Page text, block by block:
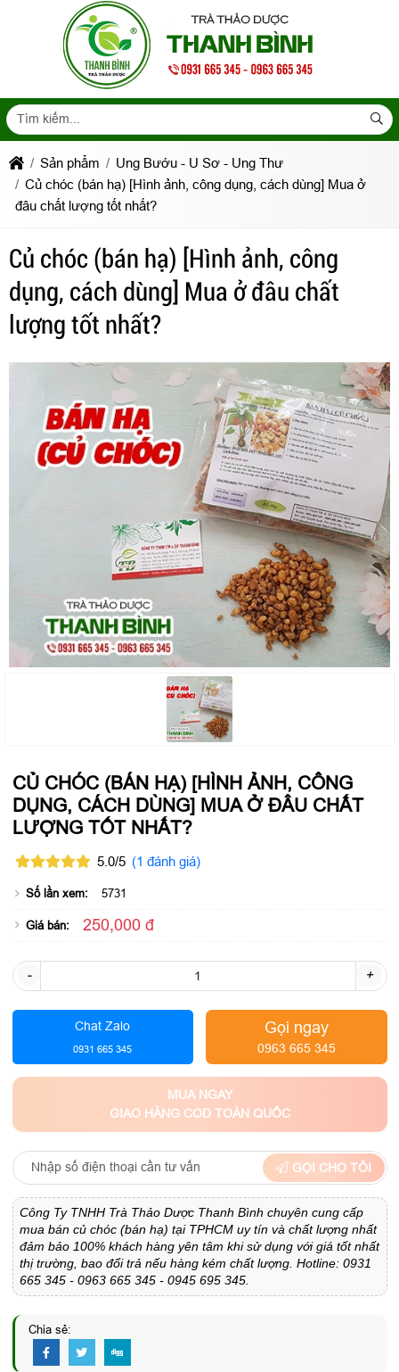
Sản phẩm
Ung Bướu - U Sơ - Ung Thư
Củ chóc (bán hạ) [Hình ảnh, công dụng, cách dùng] Mua ở
đâu chất lượng tốt nhất?
Củ chóc (bán hạ) [Hình ảnh, công
dụng, cách dùng] Mua ở đâu chất
lượng tốt nhất?
CỦ CHÓC (BÁN HẠ) [HÌNH ẢNH, CÔNG
DỤNG, CÁCH DÙNG] MUA Ở ĐÂU CHẤT
LƯỢNG TỐT NHẤT?
5.0/5 (1 đánh giá)
Số lần xem: 5731
Giá bán: 250,000 đ
- +
Chat Zalo
0931 665 345
Gọi ngay
0963 665 345
MUA NGAY
GIAO HÀNG COD TOÀN QUỐC
GỌI CHO TÔI
Công Ty TNHH Trà Thảo Dược Thanh Bình chuyên cung cấp
mua bán củ chóc (bán hạ) tại TPHCM uy tín và chất lượng nhất
đảm bảo 100% khách hàng yên tâm khi sử dụng với giá tốt nhất
thị trường, bao đổi trả nếu hàng kém chất lượng. Hotline: 0931
665 345 - 0963 665 345 - 0945 695 345.
Chia sẻ: